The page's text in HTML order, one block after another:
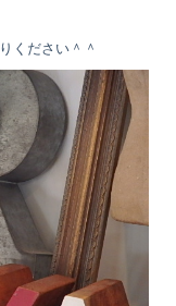
ください＾＾